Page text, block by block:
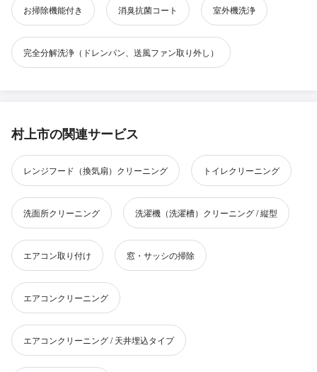
お掃除機能付き 消臭抗菌コート 室外機洗浄
完全分解洗浄（ドレンパン、送風ファン取り外し）
村上市の関連サービス
レンジフード（換気扇）クリーニング トイレクリーニング
洗面所クリーニング 洗濯機（洗濯槽）クリーニング / 縦型
エアコン取り付け 窓・サッシの掃除
エアコンクリーニング
エアコンクリーニング / 天井埋込タイプ